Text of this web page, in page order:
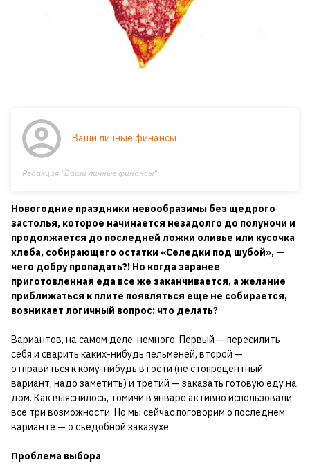
Ваши личные финансы
Редакция "Ваши личные финансы"
Новогодние праздники невообразимы без щедрого
застолья, которое начинается незадолго до полуночи и
продолжается до последней ложки оливье или кусочка
хлеба, собирающего остатки «Селедки под шубой», —
чего добру пропадать?! Но когда заранее
приготовленная еда все же заканчивается, а желание
приближаться к плите появляться еще не собирается,
возникает логичный вопрос: что делать?
Вариантов, на самом деле, немного. Первый — пересилить
себя и сварить каких-нибудь пельменей, второй —
отправиться к кому-нибудь в гости (не стопроцентный
вариант, надо заметить) и третий — заказать готовую еду на
дом. Как выяснилось, томичи в январе активно использовали
все три возможности. Но мы сейчас поговорим о последнем
варианте — о съедобной заказухе.
Проблема выбора